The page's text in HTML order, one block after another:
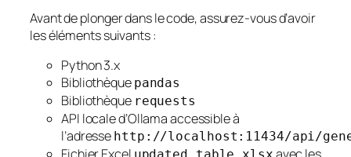
Avant de plonger dans le code, assurez-vous d’avoir
les éléments suivants :
Python 3.x
Bibliothèque pandas
Bibliothèque requests
API locale d’Ollama accessible à
l’adresse http://localhost:11434/api/